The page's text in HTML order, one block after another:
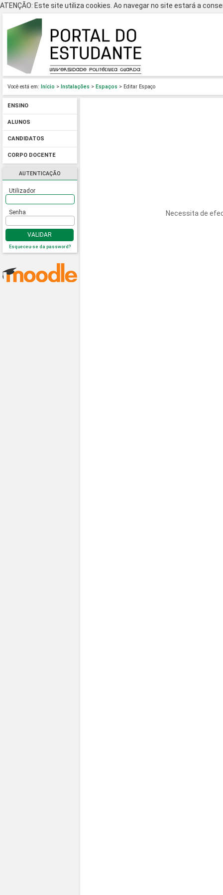
ATENÇÃO: Este site utiliza cookies. Ao navegar no site estará a
Você está em: Início > Instalações > Espaços > Editar Espaço
ENSINO
ALUNOS
CANDIDATOS
CORPO DOCENTE
AUTENTICAÇÃO
Utilizador
Senha
VALIDAR
Esqueceu-se da password?
Necessita de